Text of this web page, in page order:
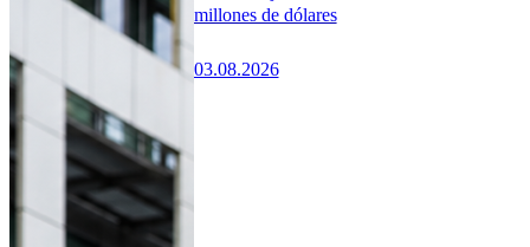
millones de dólares
03.08.2026